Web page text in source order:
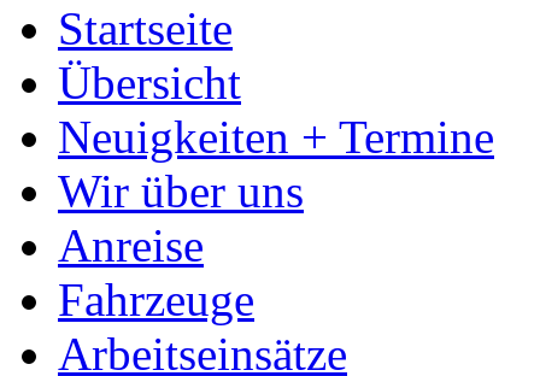
Startseite
Übersicht
Neuigkeiten + Termine
Wir über uns
Anreise
Fahrzeuge
Arbeitseinsätze